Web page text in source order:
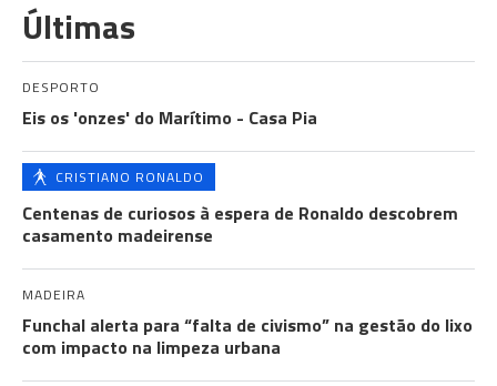
Últimas
DESPORTO
Eis os 'onzes' do Marítimo - Casa Pia
CRISTIANO RONALDO
Centenas de curiosos à espera de Ronaldo descobrem
casamento madeirense
MADEIRA
Funchal alerta para “falta de civismo” na gestão do lixo
com impacto na limpeza urbana